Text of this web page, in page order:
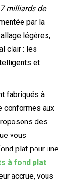
milliards de
par la
légères,
clair : les
et
fabriqués à
conformes aux
des
vous
plat pour une
à fond plat
accrue, vous